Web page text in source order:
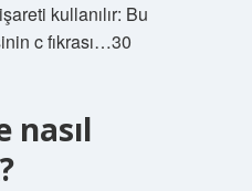
kullanılır: Bu
c fıkrası…30
nasıl